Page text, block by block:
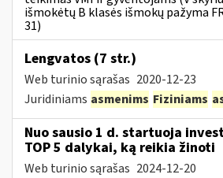
išmokėtų B klasės išmokų pažyma
31)
Lengvatos (7 str.)
Web turinio sąrašas 2020-12-23
Juridiniams asmenims Fiziniams
Nuo sausio 1 d. startuoja
TOP 5 dalykai, ką reikia žinoti
Web turinio sąrašas 2024-12-20